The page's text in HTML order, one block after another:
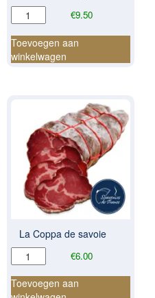
€9.50
Knoflookworst
per
stuk
aantal
Toevoegen aan
winkelwagen
La Coppa de savoie
€6.00
Coppa
de
savoie
Toevoegen aan